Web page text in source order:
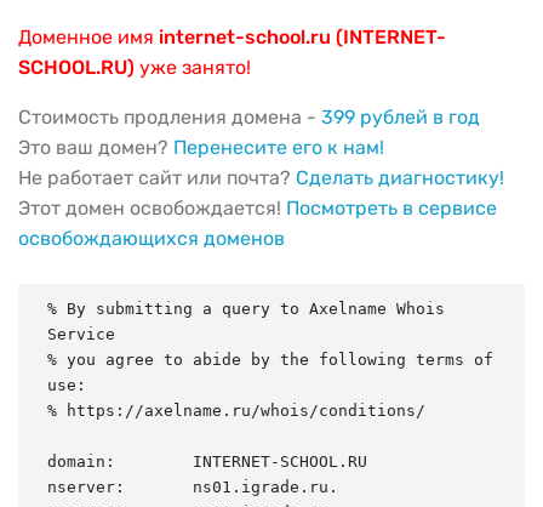
Доменное имя internet-school.ru (INTERNET-
SCHOOL.RU) уже занято!
Стоимость продления домена - 399 рублей в год
Это ваш домен? Перенесите его к нам!
Не работает сайт или почта? Сделать диагностику!
Этот домен освобождается! Посмотреть в сервисе
освобождающихся доменов
% By submitting a query to Axelname Whois
Service
% you agree to abide by the following terms of
use:
% https://axelname.ru/whois/conditions/
domain:        INTERNET-SCHOOL.RU
nserver:       ns01.igrade.ru.